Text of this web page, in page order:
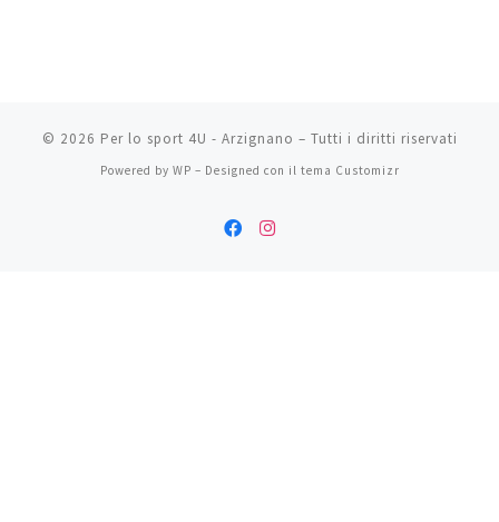
© 2026 Per lo sport 4U - Arzignano – Tutti i diritti riservati
Powered by WP – Designed con il tema Customizr